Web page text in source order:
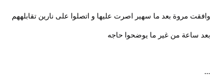
وافقت مروة بعد ما سهير اصرت عليها و اتصلوا على نارين تقابلههم
بعد ساعة من غير ما يوضحوا حاجه
...